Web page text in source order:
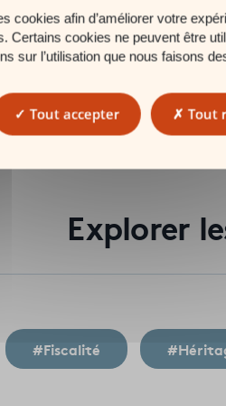
à mes
immeubles, valeurs mobilières)
seule ou plusieurs fois et se
tous les 15 ans).
Explorer
#Fiscalité
cookies afin d’améliorer votre
Certains cookies ne peuvent être
sur l’utilisation que nous faisons
Tout accepter Tout